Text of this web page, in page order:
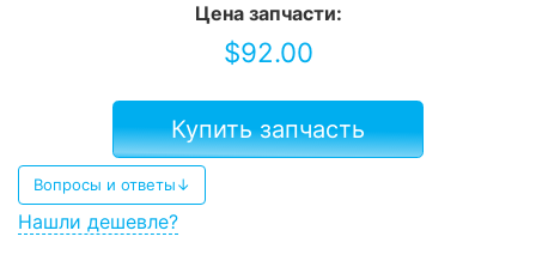
Цена запчасти:
$92.00
Купить запчасть
Вопросы и ответы↓
Нашли дешевле?